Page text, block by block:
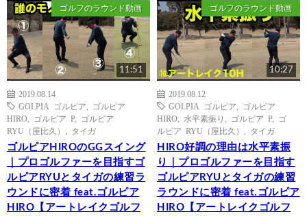
ゴルフのラウンド動画
11:51
2019.08.14
GOLPIA ゴルピア
ゴルピア
HIRO
ゴルピア P
ゴルピア
RYU（屋比久）
タイガ
ゴルピアHIROのGGスイング
｜プロゴルファーを目指すゴ
ルピアRYUとタイガの練習ラ
ウンドに密着 feat.ゴルピア
HIRO【アートレイクゴルフ
ゴルフのラウンド動画
10:27
2019.08.12
GOLPIA ゴルピア
ゴルピア
HIRO
水平素振り ゴルピア P
ゴ
ルピア RYU（屋比久）
タイガ
HIRO好調の理由は水平素振
り｜プロゴルファーを目指す
ゴルピアRYUとタイガの練習
ラウンドに密着 feat.ゴルピア
HIRO【アートレイクゴルフ